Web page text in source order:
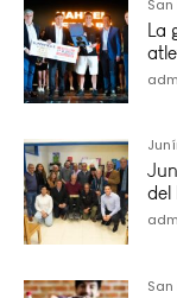
La
del